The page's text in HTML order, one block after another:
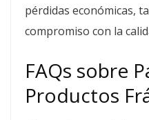
pérdidas económicas,
compromiso con la
FAQs sobre
Productos